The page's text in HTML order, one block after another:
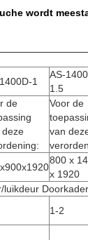
wordt
1
AS-
1.5
de
deze
Voor de
van
800 x
x 1920
1-2